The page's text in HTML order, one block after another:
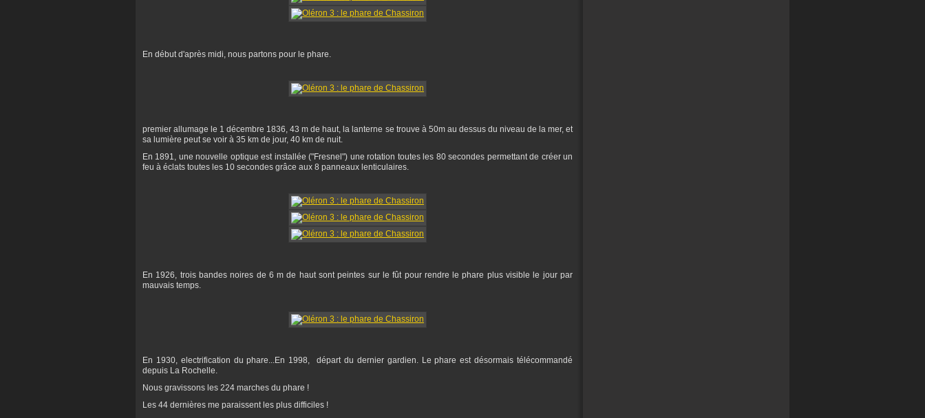
En début d'après midi, nous partons pour le phare.
premier allumage le 1 décembre 1836, 43 m de haut, la lanterne se trouve à 50m au dessus du niveau de la mer, et
sa lumière peut se voir à 35 km de jour, 40 km de nuit.
En 1891, une nouvelle optique est installée ("Fresnel") une rotation toutes les 80 secondes permettant de créer un
feu à éclats toutes les 10 secondes grâce aux 8 panneaux lenticulaires.
En 1926, trois bandes noires de 6 m de haut sont peintes sur le fût pour rendre le phare plus visible le jour par
mauvais temps.
En 1930, electrification du phare...En 1998, départ du dernier gardien. Le phare est désormais télécommandé
depuis La Rochelle.
Nous gravissons les 224 marches du phare !
Les 44 dernières me paraissent les plus difficiles !